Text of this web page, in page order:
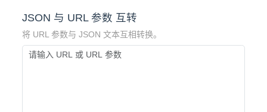
JSON 与 URL 参数 互转
将 URL 参数与 JSON 文本互相转换。